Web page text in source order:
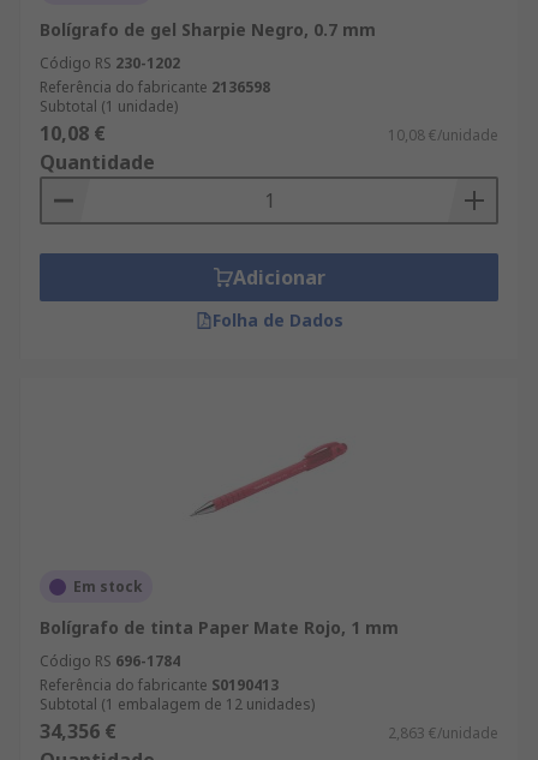
Bolígrafo de gel Sharpie Negro, 0.7 mm
Código RS 230-1202
Referência do fabricante 2136598
Subtotal (1 unidade)
10,08 € 10,08 €/unidade
Quantidade
Adicionar
Folha de Dados
Em stock
Bolígrafo de tinta Paper Mate Rojo, 1 mm
Código RS 696-1784
Referência do fabricante S0190413
Subtotal (1 embalagem de 12 unidades)
34,356 € 2,863 €/unidade